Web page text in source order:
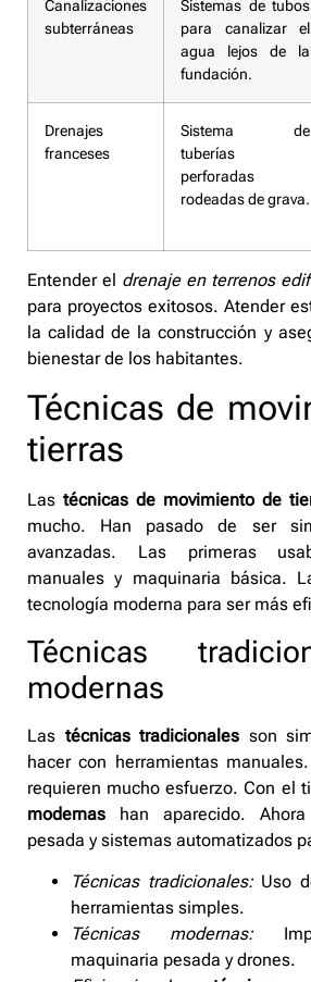
Canalizaciones
subterráneas
Sistemas de tubos
para canalizar el
agua lejos de la
fundación.
Drenajes
franceses
Sistema de
tuberías
perforadas
rodeadas de grava.
Entender el drenaje en terrenos
para proyectos exitosos. Atender
la calidad de la construcción y
bienestar de los habitantes.
Técnicas de
tierras
Las técnicas de movimiento de
mucho. Han pasado de ser
avanzadas. Las primeras
manuales y maquinaria básica.
tecnología moderna para ser más
Técnicas
modernas
Las técnicas tradicionales son
hacer con herramientas
requieren mucho esfuerzo. Con el
modernas han aparecido.
pesada y sistemas automatizados
Técnicas tradicionales:Uso
herramientas simples.
Técnicas modernas:
maquinaria pesada y drones.